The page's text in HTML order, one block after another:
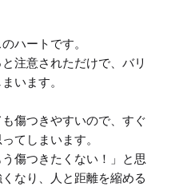
ハートです。
注意されただけで、バリ
います。
傷つきやすいので、すぐ
てしまいます。
傷つきたくない！」と思
なり、人と距離を縮める